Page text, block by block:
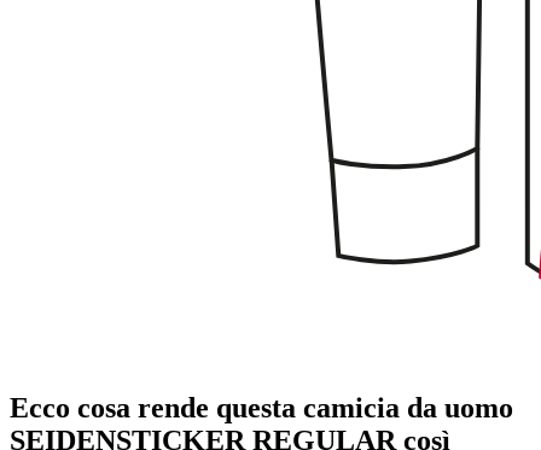
Ecco cosa rende questa camicia da uomo
SEIDENSTICKER REGULAR così